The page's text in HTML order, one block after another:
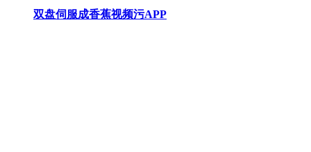
双盘伺服成香蕉视频污APP